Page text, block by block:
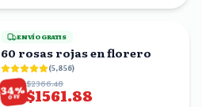
ENVÍO GRATIS
60 rosas rojas en florero
(5,856)
34%
OFF
$2366.48
$1561.88